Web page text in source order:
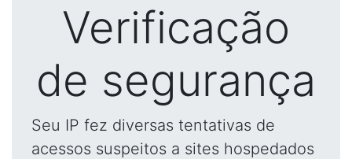
Verificação
de segurança
Seu IP fez diversas tentativas de
acessos suspeitos a sites hospedados